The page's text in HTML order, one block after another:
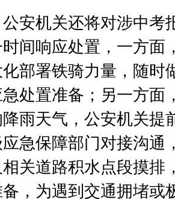
机关还将对涉中考
间响应处置，一方面
部署铁骑力量，随时
处置准备；另一方面
雨天气，公安机关提
急保障部门对接沟通
关道路积水点段摸排
，为遇到交通拥堵或